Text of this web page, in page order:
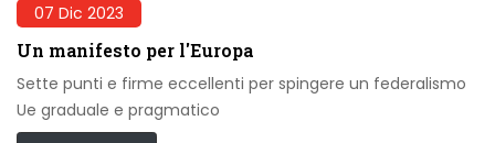
07 Dic 2023
Un manifesto per l'Europa
Sette punti e firme eccellenti per spingere un federalismo
Ue graduale e pragmatico